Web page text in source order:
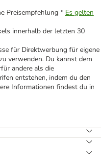
Preisempfehlung * Es gelten
innerhalb der letzten 30
für Direktwerbung für eigene
verwenden. Du kannst dem
andere als die
entstehen, indem du den
Informationen findest du in